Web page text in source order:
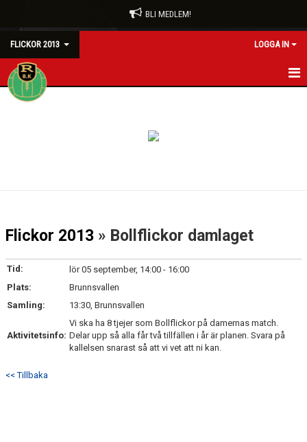
BLI MEDLEM!
FLICKOR 2013 LOGGA IN
HEM
KONTAKT
Flickor 2013 » Bollflickor damlaget
Tid:
lör 05 september, 14:00 - 16:00
Plats:
Brunnsvallen
Samling:
13:30, Brunnsvallen
Aktivitetsinfo:
Vi ska ha 8 tjejer som Bollflickor på damernas match.
Delar upp så alla får två tillfällen i år är planen. Svara på
kallelsen snarast så att vi vet att ni kan.
<< Tillbaka